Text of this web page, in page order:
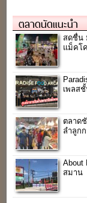
ตลาดนัดแนะนำ
สดชื่น
แม็คโ
เพลสชั้
ตลาด
ลำลูก
About
สมาน